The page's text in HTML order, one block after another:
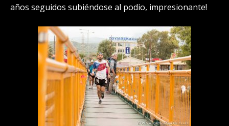
años seguidos subiéndose al podio, impresionante!